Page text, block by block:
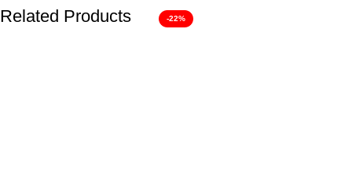
Related Products -22%